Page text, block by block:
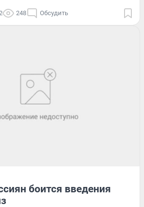
248 Обсудить
боится введения